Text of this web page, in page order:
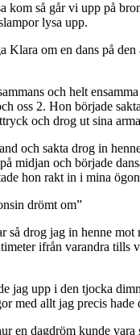
kom så går vi upp på
lysa upp.
Klara om en dans på den
och helt
oss 2. Hon började
och drog ut sina
och sakta drog in
midjan och började
hon rakt in i mina
drömt om”
så drog jag in henne mot
ifrån varandra tills
jag upp i den tjocka
med allt jag precis hade
en dagdröm kunde vara